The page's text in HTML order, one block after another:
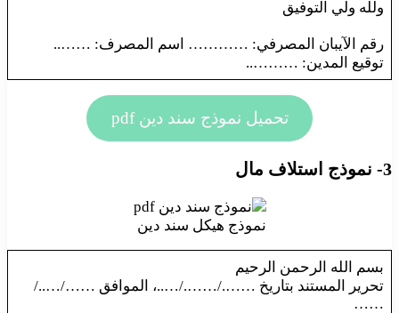
ولله ولي التوفيق
رقم الآيبان المصرفي: ………… اسم المصرف: ……..
توقيع المدين: ………..
تحميل نموذج سند دين pdf
3- نموذج استلاف مال
نموذج هيكل سند دين
بسم الله الرحمن الرحيم
تحرير المستند بتاريخ ……./……./…..، الموافق ……/…../
……